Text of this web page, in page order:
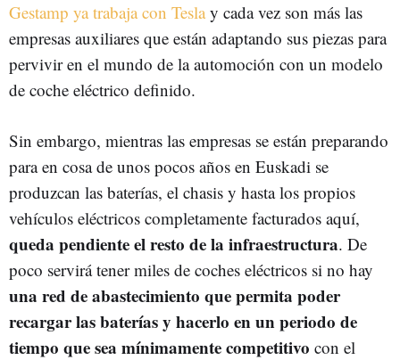
Gestamp ya trabaja con Teslay cada vez son más las
empresas auxiliares que están adaptando sus piezas para
pervivir en el mundo de la automoción con un modelo
de coche eléctrico definido.
Sin embargo, mientras las empresas se están preparando
para en cosa de unos pocos años en Euskadi se
produzcan las baterías, el chasis y hasta los propios
vehículos eléctricos completamente facturados aquí,
queda pendiente el resto de la infraestructura. De
poco servirá tener miles de coches eléctricos si no hay
una red de abastecimiento que permita poder
recargar las baterías y hacerlo en un periodo de
tiempo que sea mínimamente competitivo con el